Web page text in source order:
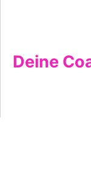
Deine